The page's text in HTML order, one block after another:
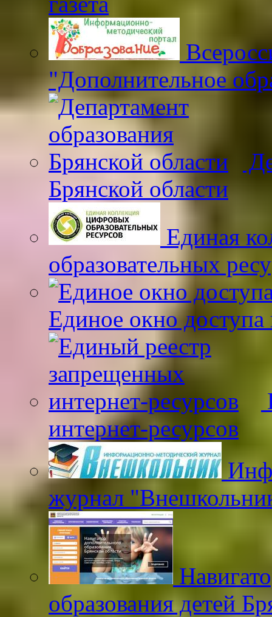
"Дополнительное
Брянской области
Единая
образовательных
Единое окно доступа
интернет-ресурсов
журнал
образования детей